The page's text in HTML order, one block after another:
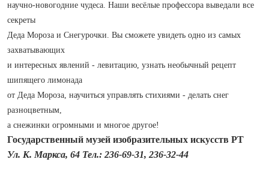
научно‑новогодние чудеса. Наши весёлые профессора выведали все
секреты
Деда Мороза и Снегурочки. Вы сможете увидеть одно из самых
захватывающих
и интересных явлений - левитацию, узнать необычный рецепт
шипящего лимонада
от Деда Мороза, научиться управлять стихиями - делать снег
разноцветным,
а снежинки огромными и многое другое!
Государственный музей изобразительных искусств РТ
Ул. К. Маркса, 64 Тел.: 236-69-31, 236-32-44